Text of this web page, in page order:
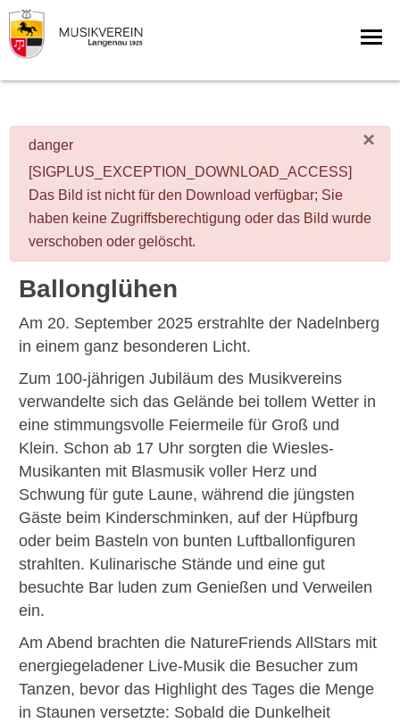
×
danger
[SIGPLUS_EXCEPTION_DOWNLOAD_ACCESS]
Das Bild ist nicht für den Download verfügbar; Sie
haben keine Zugriffsberechtigung oder das Bild wurde
verschoben oder gelöscht.
Ballonglühen
Am 20. September 2025 erstrahlte der Nadelnberg
in einem ganz besonderen Licht.
Zum 100-jährigen Jubiläum des Musikvereins
verwandelte sich das Gelände bei tollem Wetter in
eine stimmungsvolle Feiermeile für Groß und
Klein. Schon ab 17 Uhr sorgten die Wiesles-
Musikanten mit Blasmusik voller Herz und
Schwung für gute Laune, während die jüngsten
Gäste beim Kinderschminken, auf der Hüpfburg
oder beim Basteln von bunten Luftballonfiguren
strahlten. Kulinarische Stände und eine gut
besuchte Bar luden zum Genießen und Verweilen
ein.
Am Abend brachten die NatureFriends AllStars mit
energiegeladener Live-Musik die Besucher zum
Tanzen, bevor das Highlight des Tages die Menge
in Staunen versetzte: Sobald die Dunkelheit